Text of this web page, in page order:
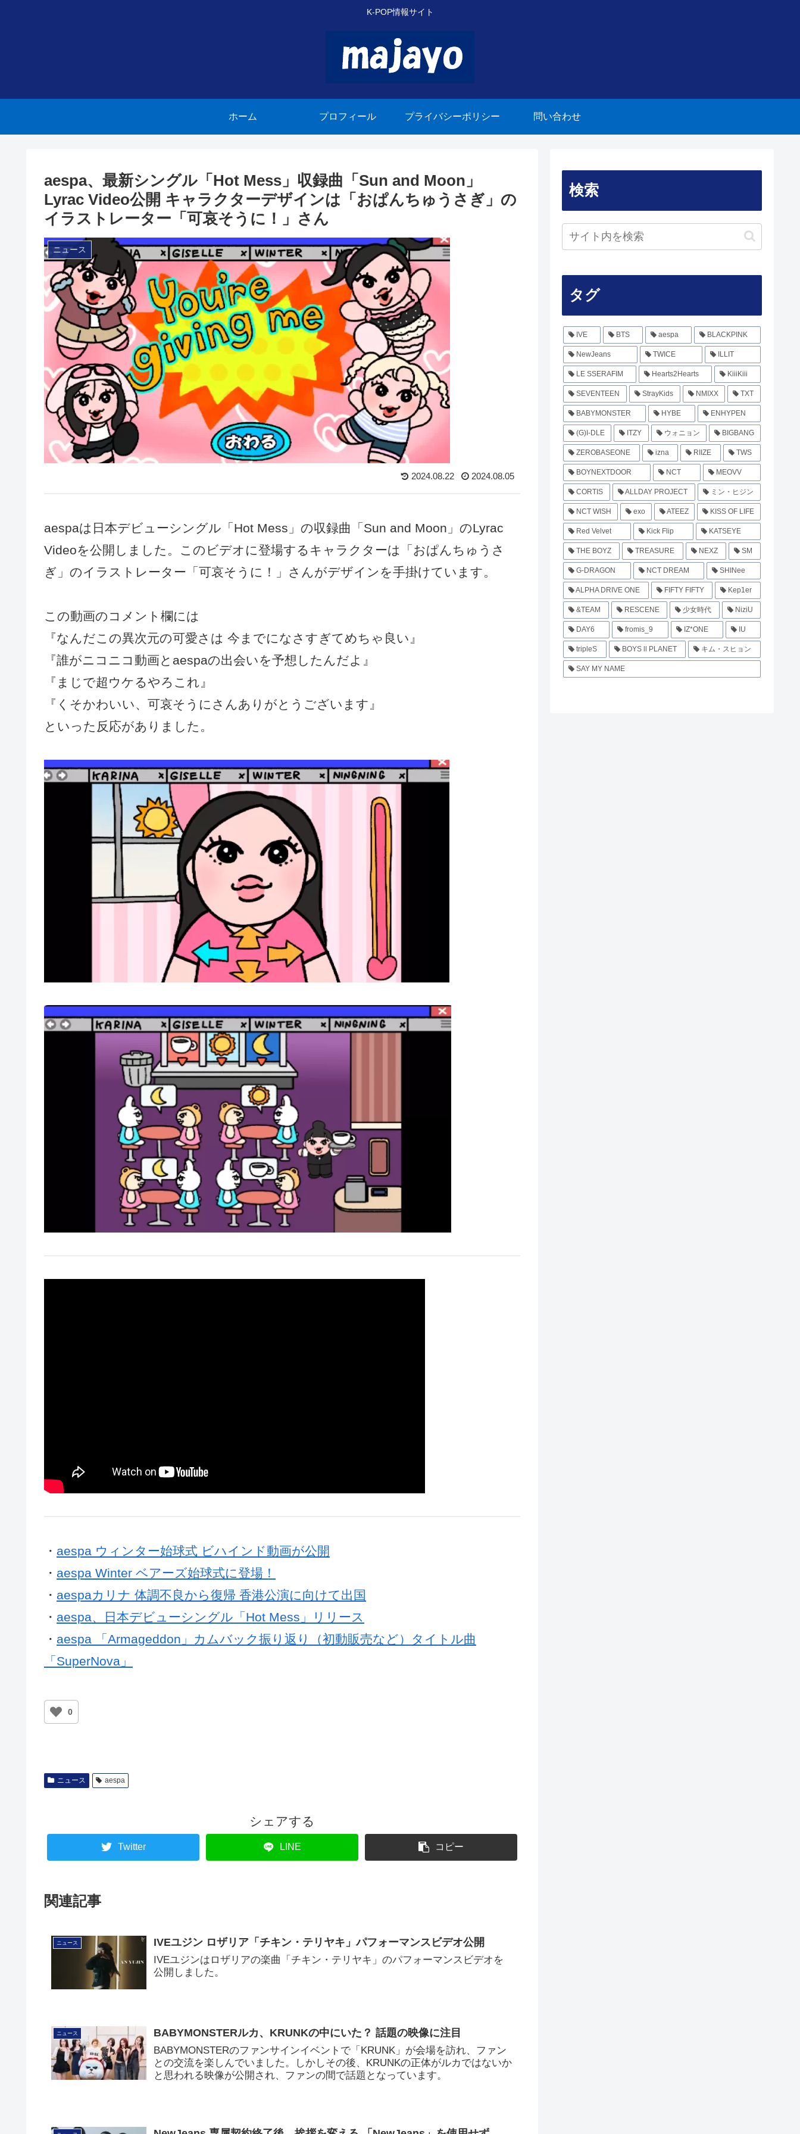
K-POP情報サイト
ホーム プロフィール プライバシーポリシー 問い合わせ
aespa、最新シングル「Hot Mess」収録曲「Sun and Moon」
Lyrac Video公開 キャラクターデザインは「おぱんちゅうさぎ」の
イラストレーター「可哀そうに！」さん
ニュース
2024.08.22 2024.08.05
aespaは日本デビューシングル「Hot Mess」の収録曲「Sun and Moon」のLyrac
Videoを公開しました。このビデオに登場するキャラクターは「おぱんちゅうさ
ぎ」のイラストレーター「可哀そうに！」さんがデザインを手掛けています。
この動画のコメント欄には
『なんだこの異次元の可愛さは 今までになさすぎてめちゃ良い』
『誰がニコニコ動画とaespaの出会いを予想したんだよ』
『まじで超ウケるやろこれ』
『くそかわいい、可哀そうにさんありがとうございます』
といった反応がありました。
・ aespa ウィンター始球式 ビハインド動画が公開
・ aespa Winter ベアーズ始球式に登場！
・ aespaカリナ 体調不良から復帰 香港公演に向けて出国
・ aespa、日本デビューシングル「Hot Mess」リリース
・ aespa 「Armageddon」カムバック振り返り（初動販売など）タイトル曲
「SuperNova」
0
ニュース aespa
シェアする
Twitter LINE コピー
関連記事
ニュース IVEユジン ロザリア「チキン・テリヤキ」パフォーマンスビデオ公開
IVEユジンはロザリアの楽曲「チキン・テリヤキ」のパフォーマンスビデオを
公開しました。
ニュース BABYMONSTERルカ、KRUNKの中にいた？ 話題の映像に注目
BABYMONSTERのファンサインイベントで「KRUNK」が会場を訪れ、ファン
との交流を楽しんでいました。しかしその後、KRUNKの正体がルカではないか
と思われる映像が公開され、ファンの間で話題となっています。
検索
タグ
IVE BTS aespa BLACKPINK
NewJeans TWICE ILLIT
LE SSERAFIM Hearts2Hearts KiiiKiii
SEVENTEEN StrayKids NMIXX TXT
BABYMONSTER HYBE ENHYPEN
(G)I-DLE ITZY ウォニョン BIGBANG
ZEROBASEONE izna RIIZE TWS
BOYNEXTDOOR NCT MEOVV
CORTIS ALLDAY PROJECT ミン・ヒジン
NCT WISH exo ATEEZ KISS OF LIFE
Red Velvet Kick Flip KATSEYE
THE BOYZ TREASURE NEXZ SM
G-DRAGON NCT DREAM SHINee
ALPHA DRIVE ONE FIFTY FIFTY Kep1er
&TEAM RESCENE 少女時代 NiziU
DAY6 fromis_9 IZ*ONE IU
tripleS BOYS ll PLANET キム・スヒョン
SAY MY NAME